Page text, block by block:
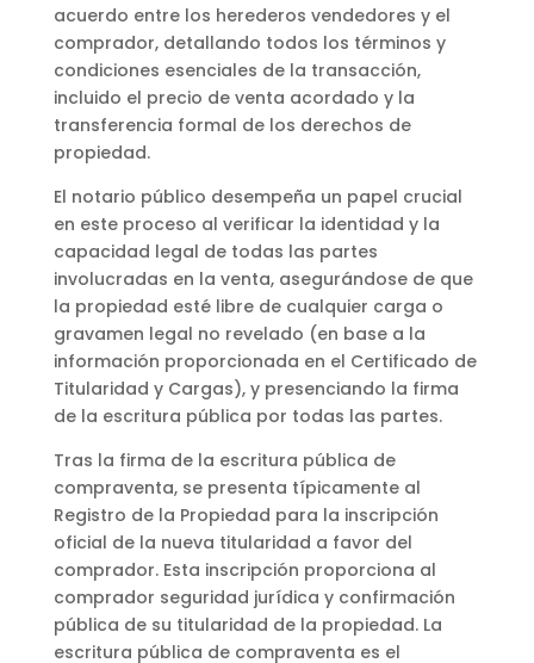
acuerdo entre los herederos vendedores y el
comprador, detallando todos los términos y
condiciones esenciales de la transacción,
incluido el precio de venta acordado y la
transferencia formal de los derechos de
propiedad.
El notario público desempeña un papel crucial
en este proceso al verificar la identidad y la
capacidad legal de todas las partes
involucradas en la venta, asegurándose de que
la propiedad esté libre de cualquier carga o
gravamen legal no revelado (en base a la
información proporcionada en el Certificado de
Titularidad y Cargas), y presenciando la firma
de la escritura pública por todas las partes.
Tras la firma de la escritura pública de
compraventa, se presenta típicamente al
Registro de la Propiedad para la inscripción
oficial de la nueva titularidad a favor del
comprador. Esta inscripción proporciona al
comprador seguridad jurídica y confirmación
pública de su titularidad de la propiedad. La
escritura pública de compraventa es el